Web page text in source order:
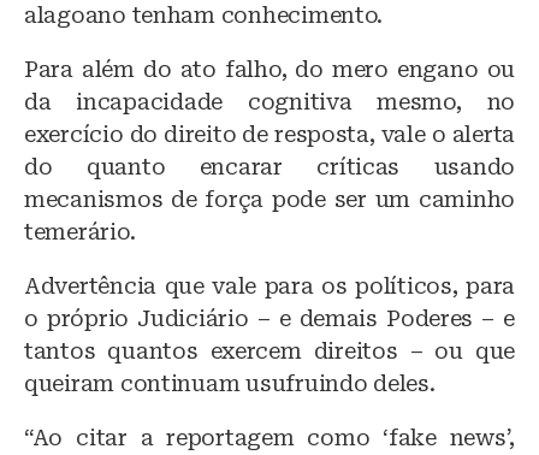
alagoano tenham conhecimento.
Para além do ato falho, do mero engano ou
da incapacidade cognitiva mesmo, no
exercício do direito de resposta, vale o alerta
do quanto encarar críticas usando
mecanismos de força pode ser um caminho
temerário.
Advertência que vale para os políticos, para
o próprio Judiciário – e demais Poderes – e
tantos quantos exercem direitos – ou que
queiram continuam usufruindo deles.
“Ao citar a reportagem como ‘fake news’,